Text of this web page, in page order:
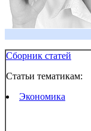
Сборник статей
Статьи тематикам:
Экономика